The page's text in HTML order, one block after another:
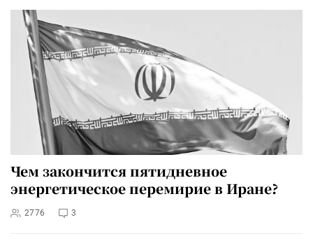
Чем закончится пятидневное
энергетическое перемирие в Иране?
2776 3